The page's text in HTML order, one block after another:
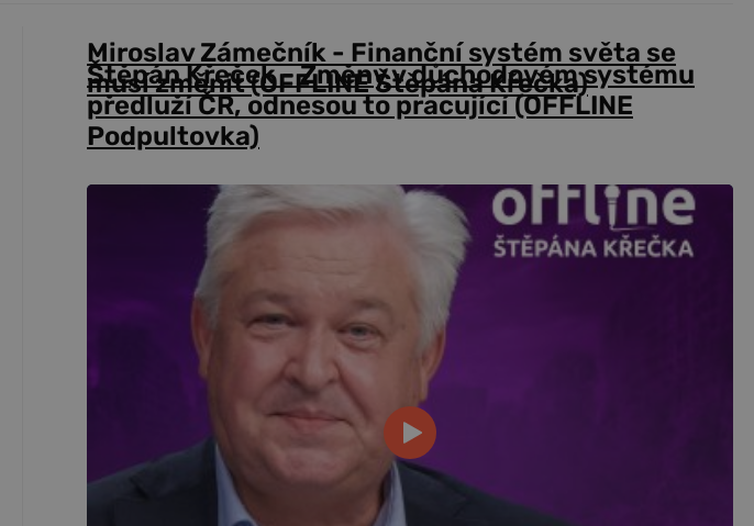
Štěpán Křeček - Změny v důchodovém systému
předluží ČR, odnesou to pracující (OFFLINE
Podpultovka)
Miroslav Zámečník - Finanční systém světa se
musí změnit (OFFLINE Štěpána Křečka)